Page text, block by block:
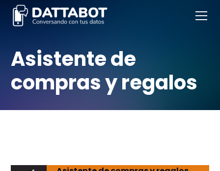
Asistente de
compras y regalos